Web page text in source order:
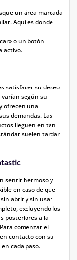
un área marcada
Aquí es donde
o un botón
activo.
satisfacer su deseo
varían según su
ofrecen una
demandas. Las
lleguen en tan
suelen tardar
sentir hermoso y
en caso de que
abrir y sin usar
excluyendo los
posteriores a la
comenzar el
contacto con su
cada paso.